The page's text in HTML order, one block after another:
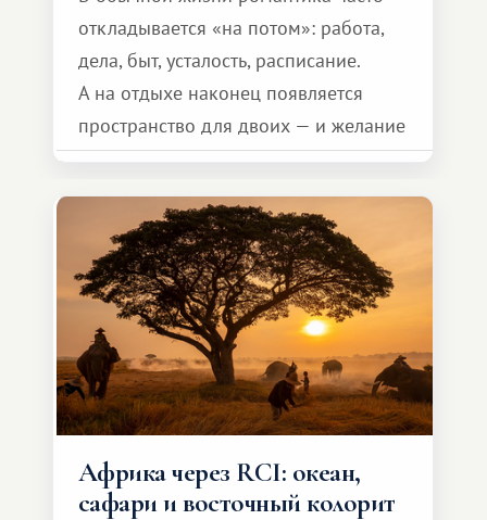
откладывается «на потом»: работа,
дела, быт, усталость, расписание.
А на отдыхе наконец появляется
пространство для двоих — и желание
сделать для близкого человека что-то
особенное. Не обязательно
масштабное, но тёплое
и запоминающееся :)
Африка через RCI: океан,
сафари и восточный колорит